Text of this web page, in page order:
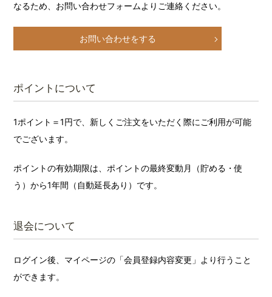
なるため、お問い合わせフォームよりご連絡ください。
お問い合わせをする
ポイントについて
1ポイント＝1円で、新しくご注文をいただく際にご利用が可能
でございます。
ポイントの有効期限は、ポイントの最終変動月（貯める・使
う）から1年間（自動延長あり）です。
退会について
ログイン後、マイページの「会員登録内容変更」より行うこと
ができます。